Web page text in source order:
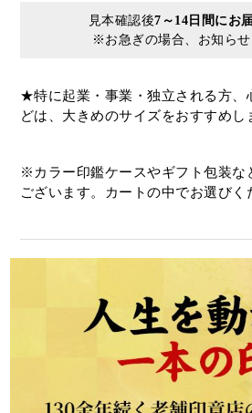
見本確認後7～14日間にお
※お急ぎの場合、お知らせ
★特に起業・事業・独立される方、
どは、大きめのサイズをおすすめし
※カラー印鑑ケースやギフト包装な
ございます。カートの中でお選びく